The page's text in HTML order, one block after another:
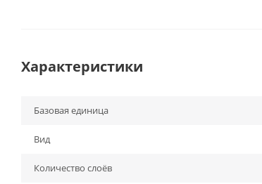
Характеристики
Базовая единица
Вид
Количество слоёв